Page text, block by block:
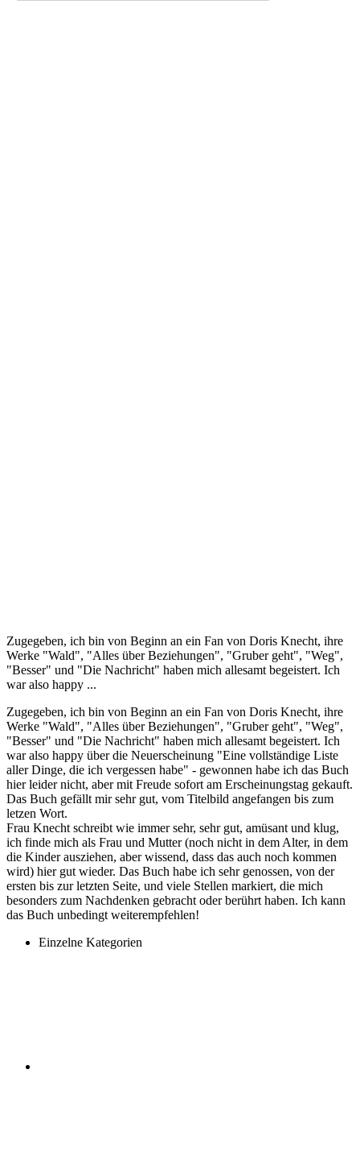
Zugegeben, ich bin von Beginn an ein Fan von Doris Knecht, ihre
Werke "Wald", "Alles über Beziehungen", "Gruber geht", "Weg",
"Besser" und "Die Nachricht" haben mich allesamt begeistert. Ich
war also happy ...
Zugegeben, ich bin von Beginn an ein Fan von Doris Knecht, ihre
Werke "Wald", "Alles über Beziehungen", "Gruber geht", "Weg",
"Besser" und "Die Nachricht" haben mich allesamt begeistert. Ich
war also happy über die Neuerscheinung "Eine vollständige Liste
aller Dinge, die ich vergessen habe" - gewonnen habe ich das Buch
hier leider nicht, aber mit Freude sofort am Erscheinungstag gekauft.
Das Buch gefällt mir sehr gut, vom Titelbild angefangen bis zum
letzen Wort.
Frau Knecht schreibt wie immer sehr, sehr gut, amüsant und klug,
ich finde mich als Frau und Mutter (noch nicht in dem Alter, in dem
die Kinder ausziehen, aber wissend, dass das auch noch kommen
wird) hier gut wieder. Das Buch habe ich sehr genossen, von der
ersten bis zur letzten Seite, und viele Stellen markiert, die mich
besonders zum Nachdenken gebracht oder berührt haben. Ich kann
das Buch unbedingt weiterempfehlen!
Einzelne Kategorien